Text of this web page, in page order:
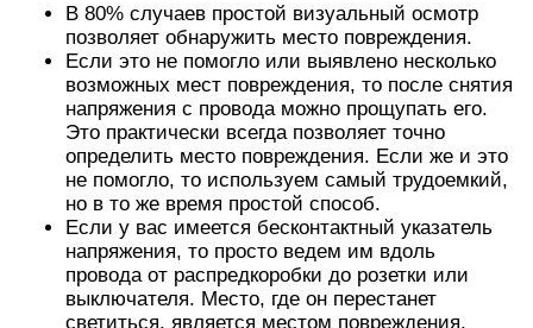
В 80% случаев простой визуальный осмотр
позволяет обнаружить место повреждения.
Если это не помогло или выявлено несколько
возможных мест повреждения, то после снятия
напряжения с провода можно прощупать его.
Это практически всегда позволяет точно
определить место повреждения. Если же и это
не помогло, то используем самый трудоемкий,
но в то же время простой способ.
Если у вас имеется бесконтактный указатель
напряжения, то просто ведем им вдоль
провода от распредкоробки до розетки или
выключателя. Место, где он перестанет
светиться, является местом повреждения.